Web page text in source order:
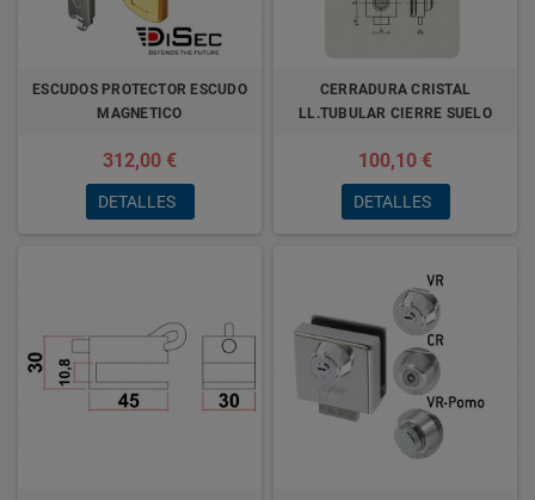
ESCUDOS PROTECTOR ESCUDO
MAGNETICO
312,00 €
DETALLES
CERRADURA CRISTAL
LL.TUBULAR CIERRE SUELO
100,10 €
DETALLES